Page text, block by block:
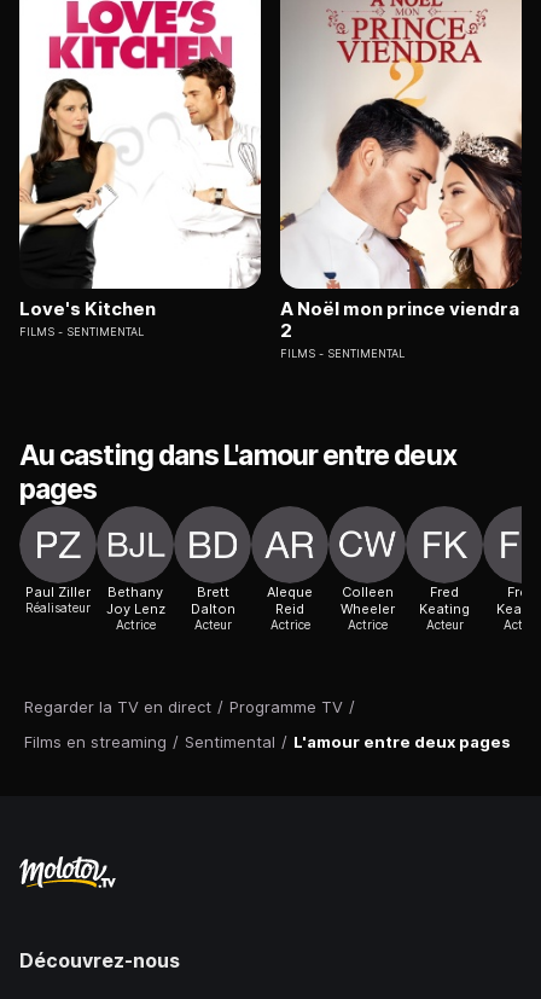
Regarder la TV en direct / Programme TV /
Films en streaming / Sentimental / L'amour entre deux pages
Love's Kitchen
FILMS SENTIMENTAL
A Noël mon prince viendra
2
FILMS SENTIMENTAL
Au casting dans L'amour entre deux
pages
Paul Ziller
Réalisateur
Bethany
Joy Lenz
Actrice
Brett
Dalton
Acteur
Aleque
Reid
Actrice
Colleen
Wheeler
Actrice
Fred
Keating
Acteur
Fred
Acteur
Découvrez-nous